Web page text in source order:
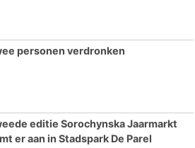
personen verdronken
editie Sorochynska Jaarmarkt
er aan in Stadspark De Parel